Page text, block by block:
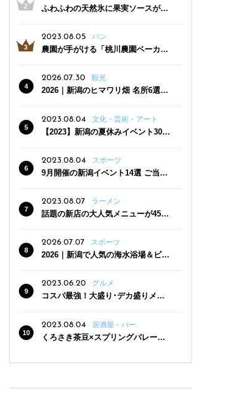
ふわふわの天然氷に果実ソースがた
三条駅近くにオープン
2023.08.05 パン
農園が手がける「桃川農園ベーカリ
った焼きたてパンのほか、ジェラー
トやスムージーも
2026.07.30 観光
2026｜新潟のヒマワリ畑 名所6選
2023.08.04
文化・芸術・アート
【2023】新潟の夏休みイベント30
2023.08.04
スポーツ
9月開催の新潟イベント14選 ご当地
2023.08.07 ラーメン
話題の新店の大人気メニューが450
クーポン登場
2026.07.07 スポーツ
2026｜新潟で人気の海水浴場＆ビー
2023.06.20
グルメ
コスパ最強！大盛り･デカ盛りメニ
2023.08.04
居酒屋・バー
くろさき茶豆×スプリングバレー豊